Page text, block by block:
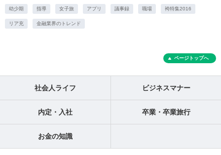
幼少期 指導 女子旅 アプリ 議事録 職場 袴特集2016
リア充 金融業界のトレンド
ページトップへ
社会人ライフ ビジネスマナー
内定・入社 卒業・卒業旅行
お金の知識